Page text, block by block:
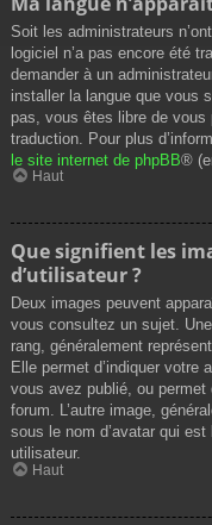
Soit les administrateurs
logiciel n’a pas encore été
demander à un
installer la langue que vous
pas, vous êtes libre de vous
traduction. Pour plus
le site internet de phpBB®
Haut
Que signifient les
d’utilisateur ?
Deux images peuvent
vous consultez un sujet.
rang, généralement
Elle permet d’indiquer
vous avez publié, ou
forum. L’autre image,
sous le nom d’avatar qui
utilisateur.
Haut